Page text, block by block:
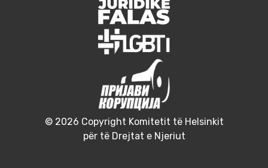
© 2026 Copyright Komitetit të Helsinkit
për të Drejtat e Njeriut